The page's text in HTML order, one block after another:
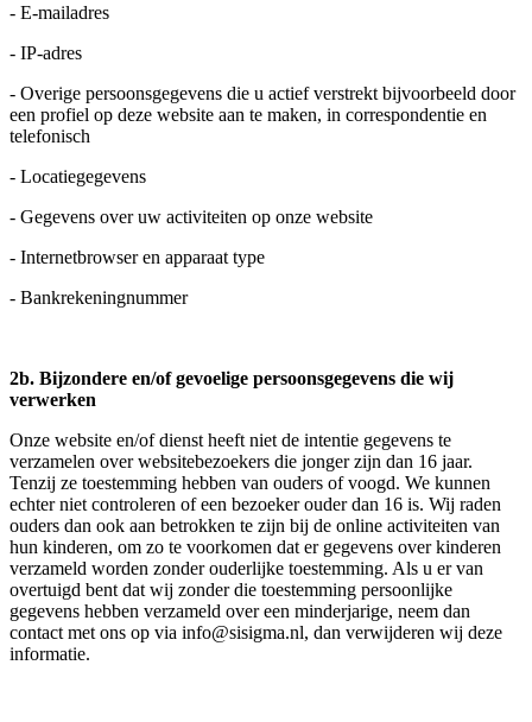
- E-mailadres
- IP-adres
- Overige persoonsgegevens die u actief verstrekt bijvoorbeeld door
een profiel op deze website aan te maken, in correspondentie en
telefonisch
- Locatiegegevens
- Gegevens over uw activiteiten op onze website
- Internetbrowser en apparaat type
- Bankrekeningnummer
2b. Bijzondere en/of gevoelige persoonsgegevens die wij
verwerken
Onze website en/of dienst heeft niet de intentie gegevens te
verzamelen over websitebezoekers die jonger zijn dan 16 jaar.
Tenzij ze toestemming hebben van ouders of voogd. We kunnen
echter niet controleren of een bezoeker ouder dan 16 is. Wij raden
ouders dan ook aan betrokken te zijn bij de online activiteiten van
hun kinderen, om zo te voorkomen dat er gegevens over kinderen
verzameld worden zonder ouderlijke toestemming. Als u er van
overtuigd bent dat wij zonder die toestemming persoonlijke
gegevens hebben verzameld over een minderjarige, neem dan
contact met ons op via info@sisigma.nl, dan verwijderen wij deze
informatie.